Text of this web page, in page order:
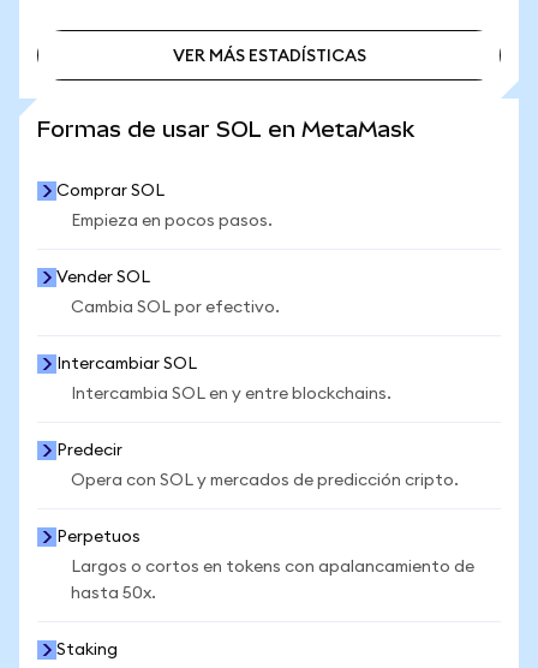
VER MÁS ESTADÍSTICAS
Formas de usar SOL en MetaMask
Comprar SOL
Empieza en pocos pasos.
Vender SOL
Cambia SOL por efectivo.
Intercambiar SOL
Intercambia SOL en y entre blockchains.
Predecir
Opera con SOL y mercados de predicción cripto.
Perpetuos
Largos o cortos en tokens con apalancamiento de
hasta 50x.
Staking